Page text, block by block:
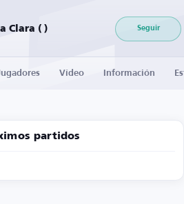
NK Varazdin/Santa Clara ( ) Seguir
Vídeo Información
partidos